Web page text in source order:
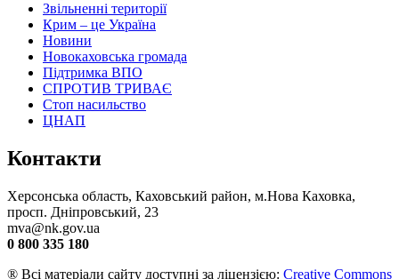
Звільненні території
Крим – це Україна
Новини
Новокаховська громада
Підтримка ВПО
СПРОТИВ ТРИВАЄ
Стоп насильство
ЦНАП
Контакти
Херсонська область, Каховський район, м.Нова Каховка,
просп. Дніпровський, 23
mva@nk.gov.ua
0 800 335 180
® Всі матеріали сайту доступні за ліцензією: Creative Commons